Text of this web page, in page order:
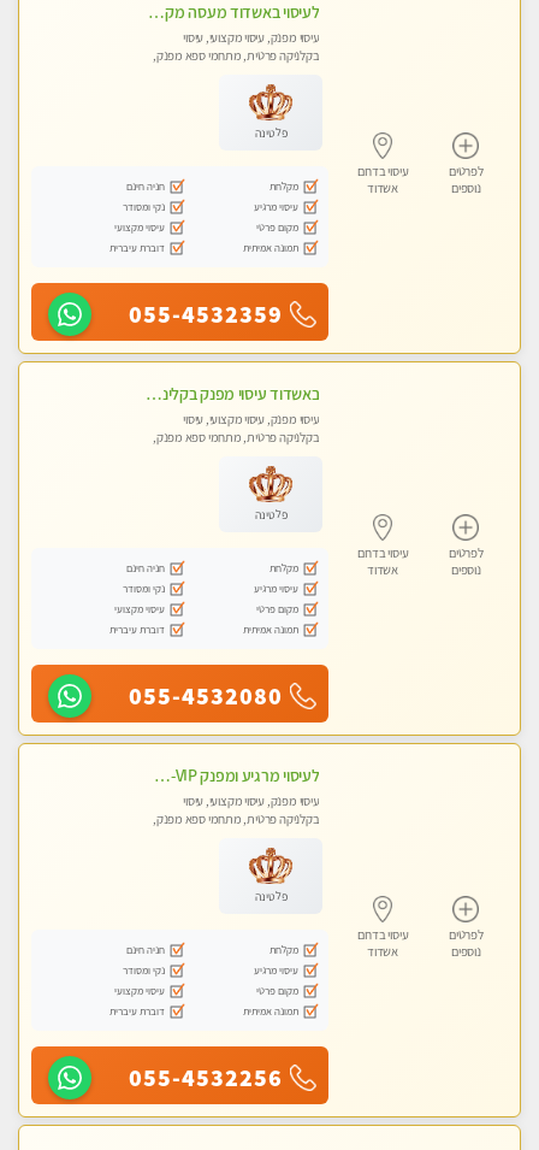
לפרטים
נוספים
עיסוי בדרום
אשדוד
לעיסוי באשדוד מעסה מקצועית צעירה ואיכותית פרטי!!!
עיסוי מפנק, עיסוי מקצועי, עיסוי
בקלניקה פרטית, מתחמי ספא מפנק,
פלטינה
מקלחת
חניה חינם
עיסוי מרגיע
נקי ומסודר
מקום פרטי
עיסוי מקצועי
תמונה אמיתית
דוברת עיברית
055-4532359
לפרטים
נוספים
עיסוי בדרום
אשדוד
באשדוד עיסוי מפנק בקליניקה פרטית שירות vip לרציניים בלבד! מומלץ!!
עיסוי מפנק, עיסוי מקצועי, עיסוי
בקלניקה פרטית, מתחמי ספא מפנק,
פלטינה
מקלחת
חניה חינם
עיסוי מרגיע
נקי ומסודר
מקום פרטי
עיסוי מקצועי
תמונה אמיתית
דוברת עיברית
055-4532080
לפרטים
נוספים
עיסוי בדרום
אשדוד
לעיסוי מרגיע ומפנק VIP-מומלץ לחלוטין! פרטי! ​​​​​​ Highly recommended
עיסוי מפנק, עיסוי מקצועי, עיסוי
בקלניקה פרטית, מתחמי ספא מפנק,
טנטרה
פלטינה
מקלחת
חניה חינם
עיסוי מרגיע
נקי ומסודר
מקום פרטי
עיסוי מקצועי
תמונה אמיתית
דוברת עיברית
055-4532256